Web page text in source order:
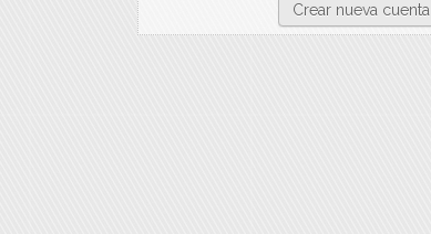
Crear nueva cuenta